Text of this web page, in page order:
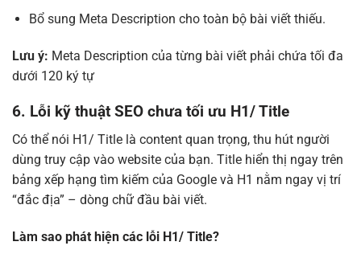
Bổ sung Meta Description cho toàn bộ bài viết thiếu.
Lưu ý: Meta Description của từng bài viết phải chứa tối đa
dưới 120 ký tự
6. Lỗi kỹ thuật SEO chưa tối ưu H1/ Title
Có thể nói H1/ Title là content quan trọng, thu hút người
dùng truy cập vào website của bạn. Title hiển thị ngay trên
bảng xếp hạng tìm kiếm của Google và H1 nằm ngay vị trí
“đắc địa” – dòng chữ đầu bài viết.
Làm sao phát hiện các lỗi H1/ Title?